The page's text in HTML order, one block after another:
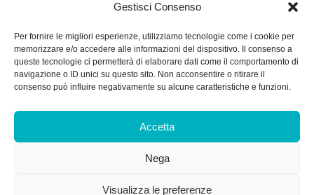
Gestisci Consenso
Per fornire le migliori esperienze, utilizziamo tecnologie come i cookie per
memorizzare e/o accedere alle informazioni del dispositivo. Il consenso a
queste tecnologie ci permetterà di elaborare dati come il comportamento di
navigazione o ID unici su questo sito. Non acconsentire o ritirare il
consenso può influire negativamente su alcune caratteristiche e funzioni.
Accetta
Nega
Visualizza le preferenze
Privacy Policy–Cookie Policy
SOCIAL
Dal Lunedì al Venerdì: 8.00/12.30 - 13.30/17.30
Dal Lunedì al Venerdì: 7.30/11.30 - 13.30/17.00